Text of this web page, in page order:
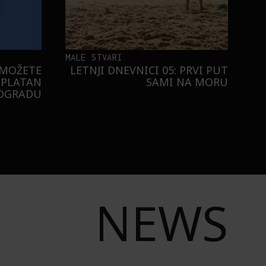
MALE STVARI
LETNJI DNEVNICI 05: PRVI PUT
SAMI NA MORU
NEWS